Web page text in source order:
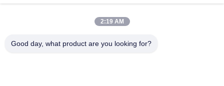
ISO9001 Karbid-Drehwerkzeugspitzen
2:19 AM
Good day, what product are you looking for?